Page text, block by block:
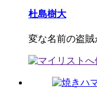
杜島樹大
変な名前の盗賊